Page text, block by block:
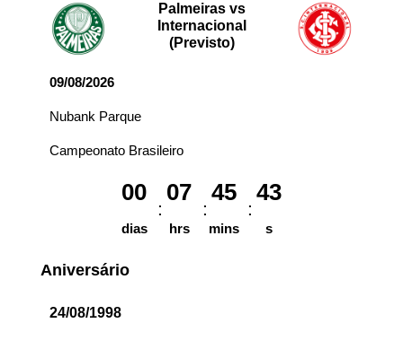
Palmeiras vs
Internacional
(Previsto)
09/08/2026
Nubank Parque
Campeonato Brasileiro
00
dias
07
hrs
45
mins
43
s
Aniversário
24/08/1998